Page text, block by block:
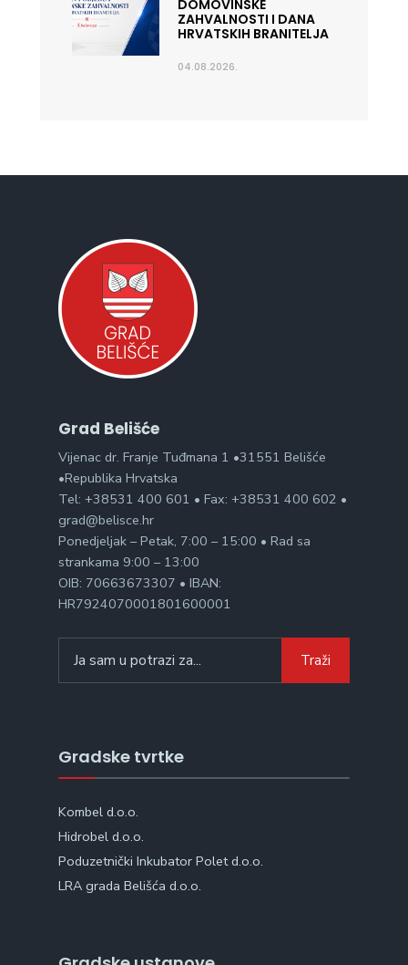
DOMOVINSKE
ZAHVALNOSTI I DANA
HRVATSKIH BRANITELJA
04.08.2026.
Grad Belišće
Vijenac dr. Franje Tuđmana 1 •31551 Belišće
•Republika Hrvatska
Tel: +38531 400 601 • Fax: +38531 400 602 •
grad@belisce.hr
Ponedjeljak – Petak, 7:00 – 15:00 • Rad sa
strankama 9:00 – 13:00
OIB: 70663673307 • IBAN:
HR7924070001801600001
for:
Traži
Gradske tvrtke
Kombel d.o.o.
Hidrobel d.o.o.
Poduzetnički Inkubator Polet d.o.o.
LRA grada Belišća d.o.o.